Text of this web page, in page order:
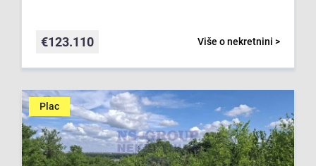
Više o nekretnini >
€123.110
Plac